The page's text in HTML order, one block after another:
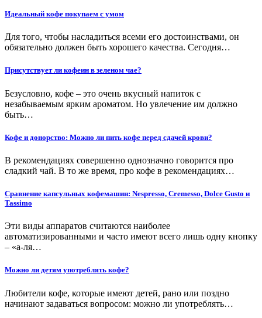
Идеальный кофе покупаем с умом
Для того, чтобы насладиться всеми его достоинствами, он
обязательно должен быть хорошего качества. Сегодня…
Присутствует ли кофеин в зеленом чае?
Безусловно, кофе – это очень вкусный напиток с
незабываемым ярким ароматом. Но увлечение им должно
быть…
Кофе и донорство: Можно ли пить кофе перед сдачей крови?
В рекомендациях совершенно однозначно говорится про
сладкий чай. В то же время, про кофе в рекомендациях…
Сравнение капсульных кофемашин: Nespresso, Cremesso, Dolce Gusto и
Tassimo
Эти виды аппаратов считаются наиболее
автоматизированными и часто имеют всего лишь одну кнопку
– «а-ля…
Можно ли детям употреблять кофе?
Любители кофе, которые имеют детей, рано или поздно
начинают задаваться вопросом: можно ли употреблять…